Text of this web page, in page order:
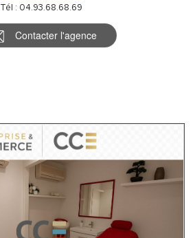
Tél : 04.93.68.68.69
Contacter l'agence